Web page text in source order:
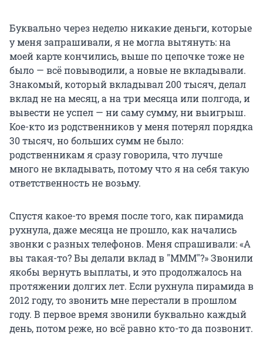
Буквально через неделю никакие деньги, которые
у меня запрашивали, я не могла вытянуть: на
моей карте кончились, выше по цепочке тоже не
было — всё повыводили, а новые не вкладывали.
Знакомый, который вкладывал 200 тысяч, делал
вклад не на месяц, а на три месяца или полгода, и
вывести не успел — ни саму сумму, ни выигрыш.
Кое-кто из родственников у меня потерял порядка
30 тысяч, но больших сумм не было:
родственникам я сразу говорила, что лучше
много не вкладывать, потому что я на себя такую
ответственность не возьму.
Спустя какое-то время после того, как пирамида
рухнула, даже месяца не прошло, как начались
звонки с разных телефонов. Меня спрашивали: «А
вы такая-то? Вы делали вклад в "МММ"?» Звонили
якобы вернуть выплаты, и это продолжалось на
протяжении долгих лет. Если рухнула пирамида в
2012 году, то звонить мне перестали в прошлом
году. В первое время звонили буквально каждый
день, потом реже, но всё равно кто-то да позвонит.